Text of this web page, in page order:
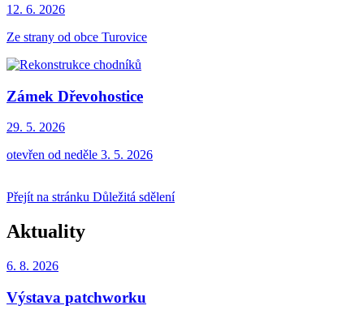
12. 6. 2026
Ze strany od obce Turovice
Zámek Dřevohostice
29. 5. 2026
otevřen od neděle 3. 5. 2026
Přejít na stránku Důležitá sdělení
Aktuality
6. 8. 2026
Výstava patchworku